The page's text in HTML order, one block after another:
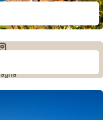
Zeno di